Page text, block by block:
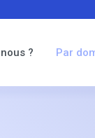
? Par